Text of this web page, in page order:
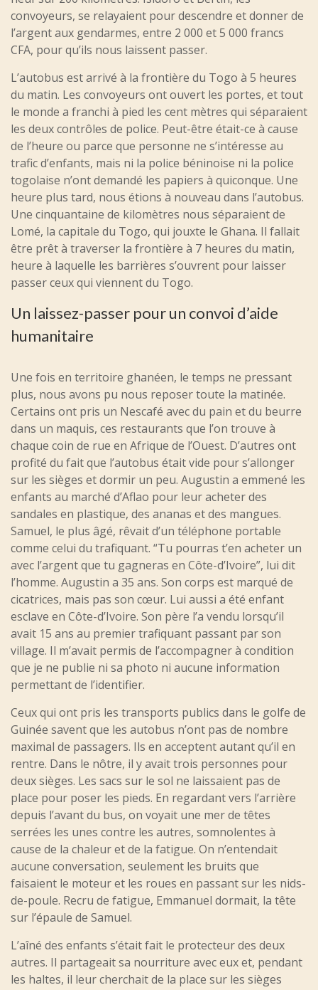
convoyeurs, se relayaient pour descendre et donner de
l’argent aux gendarmes, entre 2 000 et 5 000 francs
CFA, pour qu’ils nous laissent passer.
L’autobus est arrivé à la frontière du Togo à 5 heures
du matin. Les convoyeurs ont ouvert les portes, et tout
le monde a franchi à pied les cent mètres qui séparaient
les deux contrôles de police. Peut-être était-ce à cause
de l’heure ou parce que personne ne s’intéresse au
trafic d’enfants, mais ni la police béninoise ni la police
togolaise n’ont demandé les papiers à quiconque. Une
heure plus tard, nous étions à nouveau dans l’autobus.
Une cinquantaine de kilomètres nous séparaient de
Lomé, la capitale du Togo, qui jouxte le Ghana. Il fallait
être prêt à traverser la frontière à 7 heures du matin,
heure à laquelle les barrières s’ouvrent pour laisser
passer ceux qui viennent du Togo.
Un laissez-passer pour un convoi d’aide
humanitaire
Une fois en territoire ghanéen, le temps ne pressant
plus, nous avons pu nous reposer toute la matinée.
Certains ont pris un Nescafé avec du pain et du beurre
dans un maquis, ces restaurants que l’on trouve à
chaque coin de rue en Afrique de l’Ouest. D’autres ont
profité du fait que l’autobus était vide pour s’allonger
sur les sièges et dormir un peu. Augustin a emmené les
enfants au marché d’Aflao pour leur acheter des
sandales en plastique, des ananas et des mangues.
Samuel, le plus âgé, rêvait d’un téléphone portable
comme celui du trafiquant. “Tu pourras t’en acheter un
avec l’argent que tu gagneras en Côte-d’Ivoire”, lui dit
l’homme. Augustin a 35 ans. Son corps est marqué de
cicatrices, mais pas son cœur. Lui aussi a été enfant
esclave en Côte-d’Ivoire. Son père l’a vendu lorsqu’il
avait 15 ans au premier trafiquant passant par son
village. Il m’avait permis de l’accompagner à condition
que je ne publie ni sa photo ni aucune information
permettant de l’identifier.
Ceux qui ont pris les transports publics dans le golfe de
Guinée savent que les autobus n’ont pas de nombre
maximal de passagers. Ils en acceptent autant qu’il en
rentre. Dans le nôtre, il y avait trois personnes pour
deux sièges. Les sacs sur le sol ne laissaient pas de
place pour poser les pieds. En regardant vers l’arrière
depuis l’avant du bus, on voyait une mer de têtes
serrées les unes contre les autres, somnolentes à
cause de la chaleur et de la fatigue. On n’entendait
aucune conversation, seulement les bruits que
faisaient le moteur et les roues en passant sur les nids-
de-poule. Recru de fatigue, Emmanuel dormait, la tête
sur l’épaule de Samuel.
L’aîné des enfants s’était fait le protecteur des deux
autres. Il partageait sa nourriture avec eux et, pendant
les haltes, il leur cherchait de la place sur les sièges